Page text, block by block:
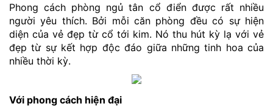
Phong cách phòng ngủ tân cổ điển được rất nhiều
người yêu thích. Bởi mỗi căn phòng đều có sự hiện
diện của vẻ đẹp từ cổ tới kim. Nó thu hút kỳ lạ với vẻ
đẹp từ sự kết hợp độc đáo giữa những tinh hoa của
nhiều thời kỳ.
Với phong cách hiện đại